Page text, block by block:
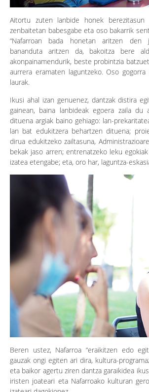
Aitortu zuten lanbide honek
zenbaitetan babesgabe eta oso bakarrik
“Nafarroan bada honetan aritzen den
bananduta aritzen da, bakoitza bere
akonpainamendurik, beste probintzia
aurrera eramaten laguntzeko. Oso
laurak.
Ikusi ahal izan genuenez, dantzak distira
gainean, baina lanbideak egoera zaila du
dituena argiak baino gehiago: lan-
lan bat edukitzera behartzen dituena;
dirua edukitzeko zailtasuna,
bekak jaso arren; entrenatzeko leku
izatea etengabe; eta, oro har, laguntza-
Beren ustez, Nafarroa “eraikitzen edo
gauzak ongi egiten ari dira, kultura-
eta baikor agertu ziren dantza garaikidea
iristen joateari eta Nafarroako kulturan